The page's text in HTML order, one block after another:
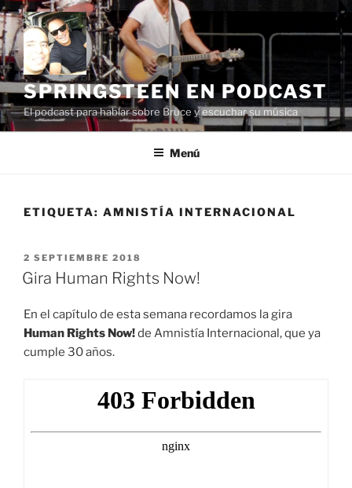
Saltar
al
contenido
SPRINGSTEEN EN PODCAST
El podcast para hablar sobre Bruce y escuchar su música
Menú
ETIQUETA: AMNISTÍA INTERNACIONAL
PUBLICADO
EL
2 SEPTIEMBRE 2018
Gira Human Rights Now!
En el capítulo de esta semana recordamos la gira
Human Rights Now!de Amnistía Internacional, que ya
cumple 30 años.